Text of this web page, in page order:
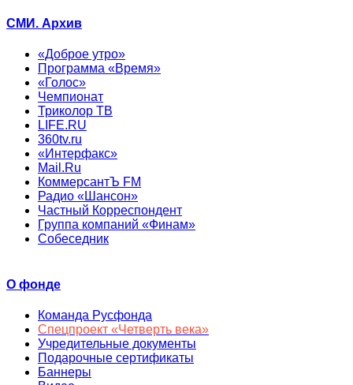
СМИ. Архив
«Доброе утро»
Программа «Время»
«Голос»
Чемпионат
Триколор ТВ
LIFE.RU
360tv.ru
«Интерфакс»
Mail.Ru
КоммерсантЪ FM
Радио «Шансон»
Частный Корреспондент
Группа компаний «Финам»
Собеседник
О фонде
Команда Русфонда
Спецпроект «Четверть века»
Учредительные документы
Подарочные сертификаты
Баннеры